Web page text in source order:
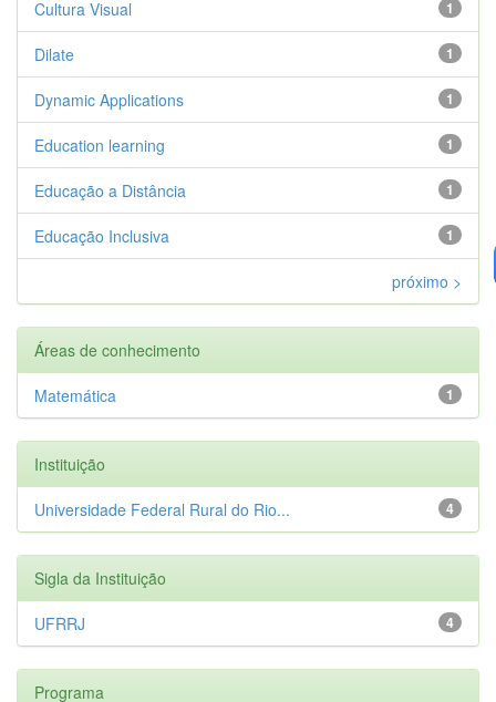
1
Cultura Visual
1
Dilate
1
Dynamic Applications
1
Education learning
1
Educação a Distância
1
Educação Inclusiva
próximo >
Áreas de conhecimento
1
Matemática
Instituição
4
Universidade Federal Rural do Rio...
Sigla da Instituição
4
UFRRJ
Programa